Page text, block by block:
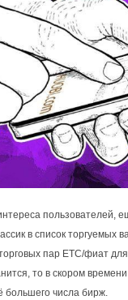
пользователей,
в список торгуемых
пар ETC/фиат
то в скором
большего числа бирж.